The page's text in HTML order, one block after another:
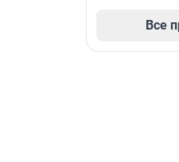
Все